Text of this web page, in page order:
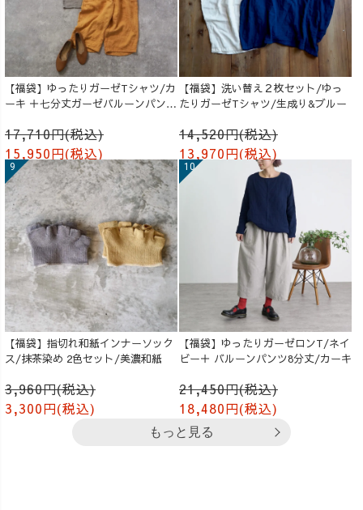
【福袋】ゆったりガーゼTシャツ/カ
ーキ ＋七分丈ガーゼバルーンパンツ
17,710円(税込)
15,950円(税込)
【福袋】洗い替え２枚セット/ゆっ
たりガーゼTシャツ/生成り&ブルー
14,520円(税込)
13,970円(税込)
【福袋】指切れ和紙インナーソック
ス/抹茶染め 2色セット/美濃和紙
3,960円(税込)
3,300円(税込)
【福袋】ゆったりガーゼロンT/ネイ
ビー＋ バルーンパンツ8分丈/カーキ
21,450円(税込)
18,480円(税込)
もっと見る